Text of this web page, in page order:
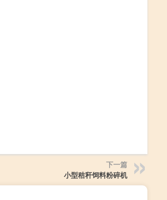
下一篇
小型秸秆饲料粉碎机